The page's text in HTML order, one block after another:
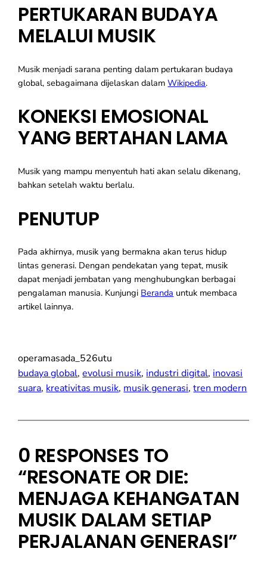
PERTUKARAN BUDAYA
MELALUI MUSIK
Musik menjadi sarana penting dalam pertukaran budaya
global, sebagaimana dijelaskan dalamWikipedia.
KONEKSI EMOSIONAL
YANG BERTAHAN LAMA
Musik yang mampu menyentuh hati akan selalu dikenang,
bahkan setelah waktu berlalu.
PENUTUP
Pada akhirnya, musik yang bermakna akan terus hidup
lintas generasi. Dengan pendekatan yang tepat, musik
dapat menjadi jembatan yang menghubungkan berbagai
pengalaman manusia. Kunjungi Beranda untuk membaca
artikel lainnya.
operamasada_526utu
budaya global, evolusi musik, industri digital, inovasi
suara, kreativitas musik, musik generasi, tren modern
0 RESPONSES TO
“RESONATE OR DIE:
MENJAGA KEHANGATAN
MUSIK DALAM SETIAP
PERJALANAN GENERASI”